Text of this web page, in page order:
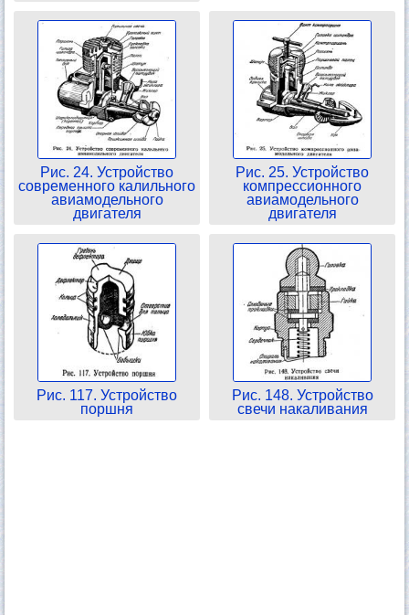
Рис. 24. Устройство
современного калильного
авиамодельного
двигателя
Рис. 25. Устройство
компрессионного
авиамодельного
двигателя
Рис. 117. Устройство
поршня
Рис. 148. Устройство
свечи накаливания